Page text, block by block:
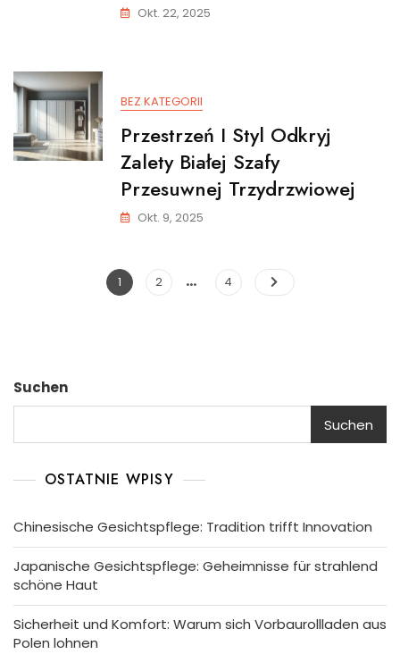
Okt. 22, 2025
BEZ KATEGORII
Przestrzeń I Styl Odkryj
Zalety Białej Szafy
Przesuwnej Trzydrzwiowej
Okt. 9, 2025
Seitennummerierung
Page
1 Page
2 … Page
4
Suchen
Suchen
OSTATNIE WPISY
Chinesische Gesichtspflege: Tradition trifft Innovation
Japanische Gesichtspflege: Geheimnisse für strahlend
schöne Haut
Sicherheit und Komfort: Warum sich Vorbaurollladen aus
Polen lohnen